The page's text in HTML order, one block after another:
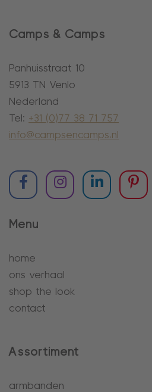
Camps & Camps
Panhuisstraat 10
5913 TN Venlo
Nederland
Tel: +31 (0)77 38 71 757
info@campsencamps.nl
Menu
home
ons verhaal
shop the look
contact
Assortiment
armbanden